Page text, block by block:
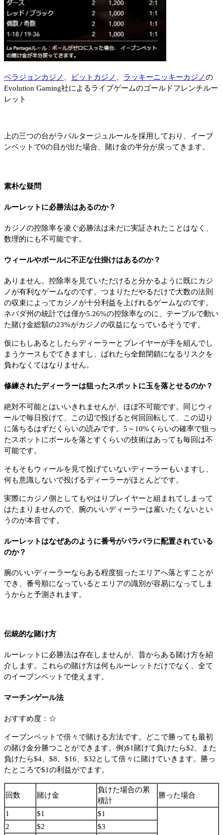
ベラジョンカジノ ビットカジノ ラッキーニッキーカジノの
Evolution Gaming社によるライブゲームのゴールドフレンチルー
レット
上の三つの台がラパルタージュルールを採用しており、イーブ
ンベットで0の目が出た場合、賭け金の半分が戻ってきます。
素朴な疑問
ルーレットに必勝法はあるのか？
カジノの控除率を凌ぐ必勝法は未だに実証されたことはなく、
数理的にも不可能です。
ウィールやボールに不正な仕掛けはあるのか？
ありません。控除率を見ていただけると分かるように既にカジ
ノが有利なゲームなのです。つまりただやるだけで大数の法則
の収束によってカジノが十分利益を上げれるゲームなのです。
ネバダ州の統計では僅か5.26%の控除率なのに、テーブルで動い
た賭け金総額の23%がカジノの収益になっているそうです。
仮にもしあるとしたらディーラーとプレイヤーが手を組んでし
まうケースもでてきますし、ばれたら全館閉鎖になるリスクを
負わなくてはなりません。
修練されたディーラーは狙ったスポットに玉を落とせるのか？
絶対不可能とはいいきれませんが、ほぼ不可能です。同じウィ
ールで毎日投げて、この辺で投げると何回回転して、この辺り
に落ちるはずだくらいの読みです。5～10%くらいの確率で狙っ
たスポットにボールを落とすくらいの技術はあっても毎回は不
可能です。
そもそもウィールを見て投げていないディーラーもいますし、
何も意識しないで投げるディーラーがほとんどです。
実際にカジノ側としてもやはりプレイヤーと組まれてしまって
はたまりませんので、腕のいいディーラーは雇いたくないとい
うのが本音です。
ルーレットはなぜあのように番号がバラバラに配置されている
のか？
腕のいいディーラーならある程度狙ったエリアへ落とすことが
でき、番号順になっているとエリアの識別が容易になってしま
うからと予測されます。
伝統的な賭け方
ルーレットに必勝法は存在しませんが、昔からある賭け方を紹
介します。これらの賭け方は何もルーレットだけでなく、全て
のイーブンベットで使えます。
マーチンゲール法
おすすめ度：☆
イーブンベットで倍々で賭ける方法です。どこで勝っても最初
の賭け金分勝つことができます。例)$1賭けて負けたら$2、また
負けたら$4、$8、$16、$32として倍々に賭けていきます。勝っ
たところで$1の利益がでます。
回数 賭け金
負けた場合の累
積計
勝った場合
1 $1
$1
2
$2 $3